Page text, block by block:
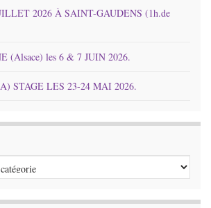
2026 À SAINT-GAUDENS (1h.de
(Alsace) les 6 & 7 JUIN 2026.
STAGE LES 23-24 MAI 2026.